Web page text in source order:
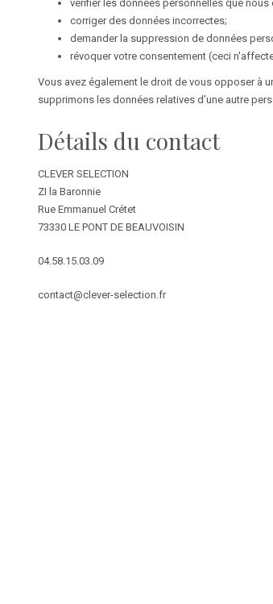
vérifier les données personnelles que nous
corriger des données incorrectes;
demander la suppression de données
révoquer votre consentement (ceci
Vous avez également le droit de vous opposer à
supprimons les données relatives d’une autre
Détails du contact
CLEVER SELECTION
ZI la Baronnie
Rue Emmanuel Crétet
73330 LE PONT DE BEAUVOISIN
04.58.15.03.09
contact@clever-selection.fr